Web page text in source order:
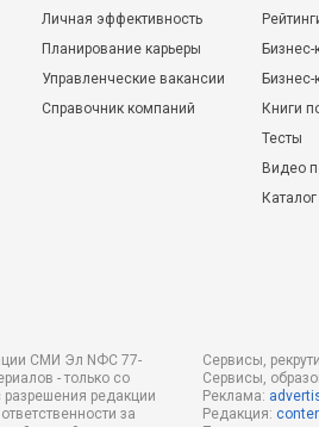
Личная эффективность
Планирование карьеры
Управленческие вакансии
Справочник компаний
Бизнес-
Книги
Тесты
Видео
СМИ Эл NФС 77-
- только со
разрешения редакции
за
Сервисы,
Сервисы,
Реклама:
Редакция: